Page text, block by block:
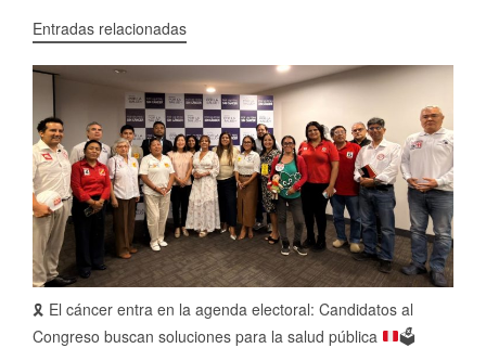
Entradas relacionadas
🎗️ El cáncer entra en la agenda electoral: Candidatos al
Congreso buscan soluciones para la salud pública
🗳️